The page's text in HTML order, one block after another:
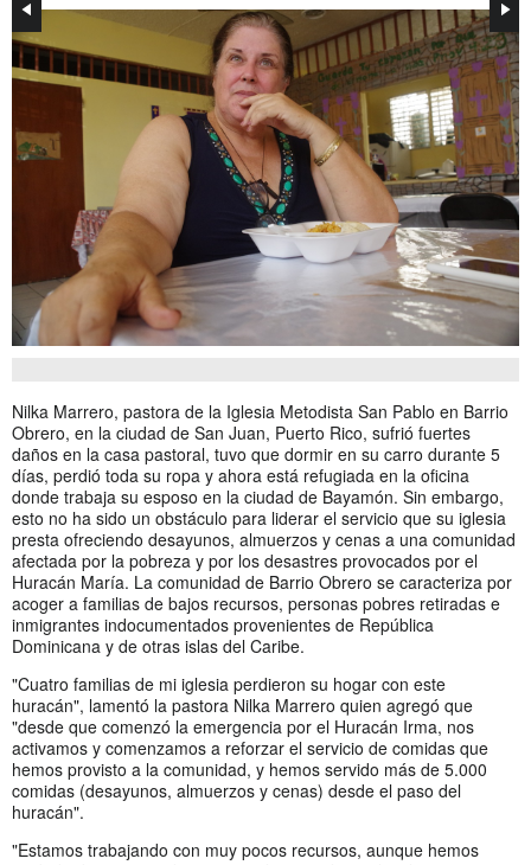
Nilka Marrero, pastora de la Iglesia Metodista San Pablo en Barrio
Obrero, en la ciudad de San Juan, Puerto Rico, sufrió fuertes
daños en la casa pastoral, tuvo que dormir en su carro durante 5
días, perdió toda su ropa y ahora está refugiada en la oficina
donde trabaja su esposo en la ciudad de Bayamón. Sin embargo,
esto no ha sido un obstáculo para liderar el servicio que su iglesia
presta ofreciendo desayunos, almuerzos y cenas a una comunidad
afectada por la pobreza y por los desastres provocados por el
Huracán María. La comunidad de Barrio Obrero se caracteriza por
acoger a familias de bajos recursos, personas pobres retiradas e
inmigrantes indocumentados provenientes de República
Dominicana y de otras islas del Caribe.
"Cuatro familias de mi iglesia perdieron su hogar con este
huracán", lamentó la pastora Nilka Marrero quien agregó que
"desde que comenzó la emergencia por el Huracán Irma, nos
activamos y comenzamos a reforzar el servicio de comidas que
hemos provisto a la comunidad, y hemos servido más de 5.000
comidas (desayunos, almuerzos y cenas) desde el paso del
huracán".
"Estamos trabajando con muy pocos recursos, aunque hemos